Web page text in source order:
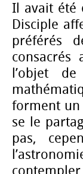
Il avait été
Disciple
préférés
consacrés
l’objet
forment un
se le
pas,